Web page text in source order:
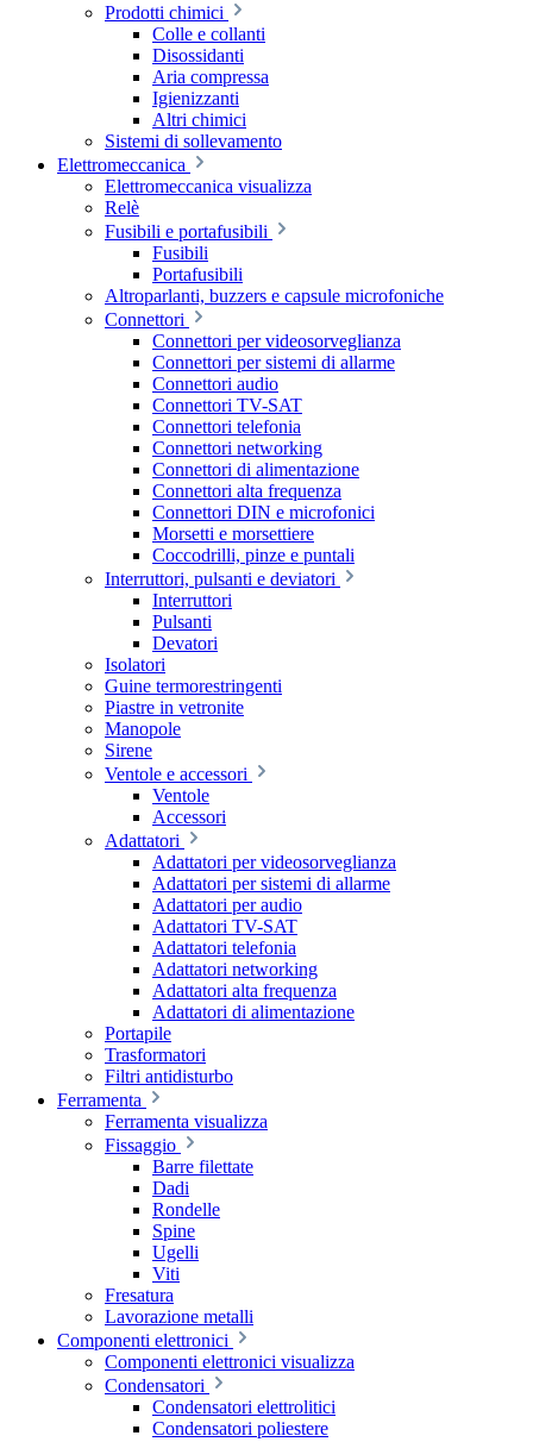
Prodotti chimici
Colle e collanti
Disossidanti
Aria compressa
Igienizzanti
Altri chimici
Sistemi di sollevamento
Elettromeccanica
Elettromeccanica visualizza
Relè
Fusibili e portafusibili
Fusibili
Portafusibili
Altroparlanti, buzzers e capsule microfoniche
Connettori
Connettori per videosorveglianza
Connettori per sistemi di allarme
Connettori audio
Connettori TV-SAT
Connettori telefonia
Connettori networking
Connettori di alimentazione
Connettori alta frequenza
Connettori DIN e microfonici
Morsetti e morsettiere
Coccodrilli, pinze e puntali
Interruttori, pulsanti e deviatori
Interruttori
Pulsanti
Devatori
Isolatori
Guine termorestringenti
Piastre in vetronite
Manopole
Sirene
Ventole e accessori
Ventole
Accessori
Adattatori
Adattatori per videosorveglianza
Adattatori per sistemi di allarme
Adattatori per audio
Adattatori TV-SAT
Adattatori telefonia
Adattatori networking
Adattatori alta frequenza
Adattatori di alimentazione
Portapile
Trasformatori
Filtri antidisturbo
Ferramenta
Ferramenta visualizza
Fissaggio
Barre filettate
Dadi
Rondelle
Spine
Ugelli
Viti
Fresatura
Lavorazione metalli
Componenti elettronici
Componenti elettronici visualizza
Condensatori
Condensatori elettrolitici
Condensatori poliestere